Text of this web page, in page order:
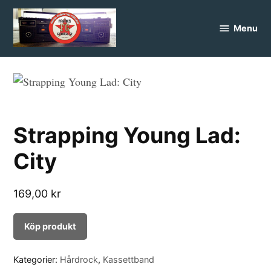
Skip
content
Menu
Strapping Young Lad:
City
169,00 kr
Köp produkt
Kategorier: Hårdrock, Kassettband